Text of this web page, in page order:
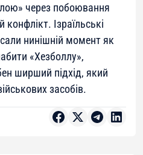
через побоювання
Ізраїльські
нинішній момент як
«Хезболлу»,
ширший підхід, який
засобів.